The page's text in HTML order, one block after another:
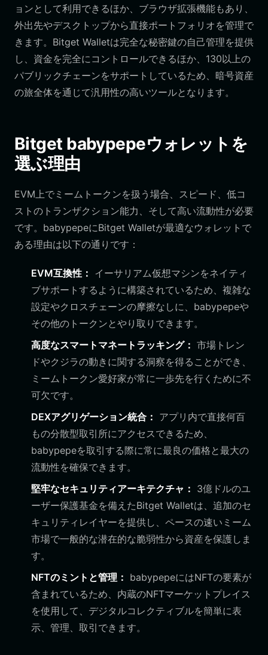
ョンとして利用できるほか、ブラウザ拡張機能もあり、
外出先やデスクトップから直接ポートフォリオを管理で
きます。Bitget Walletは完全な秘密鍵の自己管理を提供
し、資金を完全にコントロールできるほか、130以上の
パブリックチェーンをサポートしているため、暗号資産
の旅全体を通じて汎用性の高いツールとなります。
Bitget babypepeウォレットを
選ぶ理由
EVM上でミームトークンを扱う場合、スピード、低コ
ストのトランザクション能力、そして高い流動性が必要
です。babypepeにBitget Walletが最適なウォレットで
ある理由は以下の通りです：
EVM互換性： イーサリアム仮想マシンをネイティ
ブサポートするように構築されているため、複雑な
設定やクロスチェーンの摩擦なしに、babypepeや
その他のトークンとやり取りできます。
高度なスマートマネートラッキング： 市場トレン
ドやクジラの動きに関する洞察を得ることができ、
ミームトークン愛好家が常に一歩先を行くために不
可欠です。
DEXアグリゲーション統合： アプリ内で直接何百
もの分散型取引所にアクセスできるため、
babypepeを取引する際に常に最良の価格と最大の
流動性を確保できます。
堅牢なセキュリティアーキテクチャ： 3億ドルのユ
ーザー保護基金を備えたBitget Walletは、追加のセ
キュリティレイヤーを提供し、ペースの速いミーム
市場で一般的な潜在的な脆弱性から資産を保護しま
す。
NFTのミントと管理： babypepeにはNFTの要素が
含まれているため、内蔵のNFTマーケットプレイス
を使用して、デジタルコレクティブルを簡単に表
示、管理、取引できます。